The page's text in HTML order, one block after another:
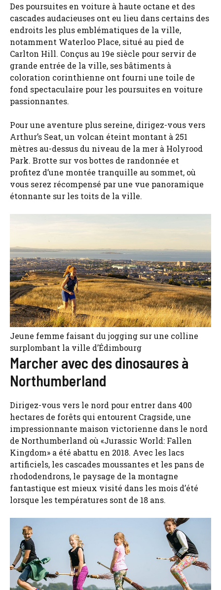
Des poursuites en voiture à haute octane et des
cascades audacieuses ont eu lieu dans certains des
endroits les plus emblématiques de la ville,
notamment Waterloo Place, situé au pied de
Carlton Hill. Conçus au 19e siècle pour servir de
grande entrée de la ville, ses bâtiments à
coloration corinthienne ont fourni une toile de
fond spectaculaire pour les poursuites en voiture
passionnantes.
Pour une aventure plus sereine, dirigez-vous vers
Arthur’s Seat, un volcan éteint montant à 251
mètres au-dessus du niveau de la mer à Holyrood
Park. Brotte sur vos bottes de randonnée et
profitez d’une montée tranquille au sommet, où
vous serez récompensé par une vue panoramique
étonnante sur les toits de la ville.
Jeune femme faisant du jogging sur une colline
surplombant la ville d’Édimbourg
Marcher avec des dinosaures à
Northumberland
Dirigez-vous vers le nord pour entrer dans 400
hectares de forêts qui entourent Cragside, une
impressionnante maison victorienne dans le nord
de Northumberland où «Jurassic World: Fallen
Kingdom» a été abattu en 2018. Avec les lacs
artificiels, les cascades moussantes et les pans de
rhododendrons, le paysage de la montagne
fantastique est mieux visité dans les mois d’été
lorsque les températures sont de 18 ans.